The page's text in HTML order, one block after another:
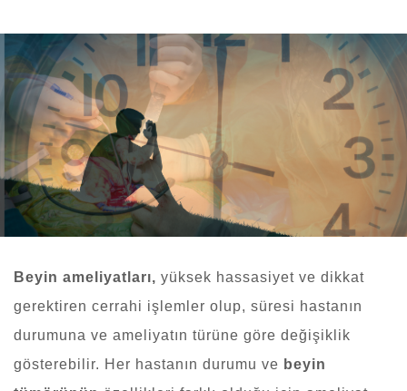
Beyin ameliyatları, yüksek hassasiyet ve dikkat
gerektiren cerrahi işlemler olup, süresi hastanın
durumuna ve ameliyatın türüne göre değişiklik
gösterebilir. Her hastanın durumu ve beyin